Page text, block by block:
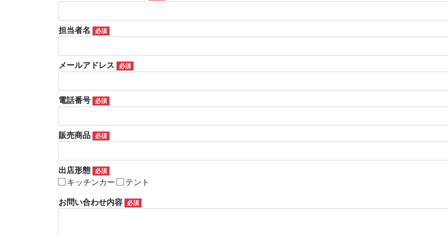
担当者名 必須
メールアドレス 必須
電話番号 必須
販売商品 必須
出店形態 必須
キッチンカー テント
お問い合わせ内容 必須